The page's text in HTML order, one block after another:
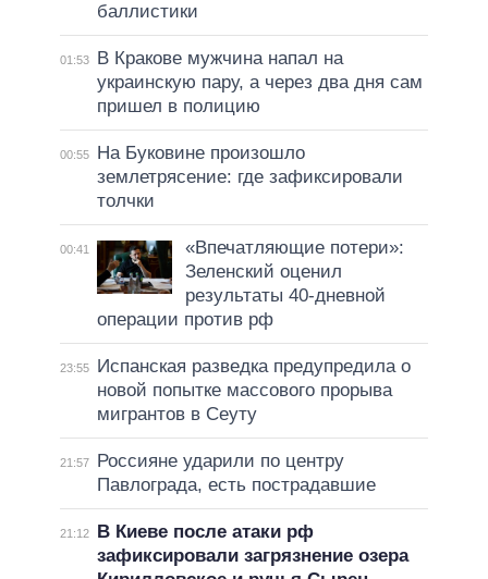
баллистики
01:53
В Кракове мужчина напал на
украинскую пару, а через два дня сам
пришел в полицию
00:55
На Буковине произошло
землетрясение: где зафиксировали
толчки
00:41
«Впечатляющие потери»:
Зеленский оценил
результаты 40-дневной
операции против рф
23:55
Испанская разведка предупредила о
новой попытке массового прорыва
мигрантов в Сеуту
21:57
Россияне ударили по центру
Павлограда, есть пострадавшие
21:12
В Киеве после атаки рф
зафиксировали загрязнение озера